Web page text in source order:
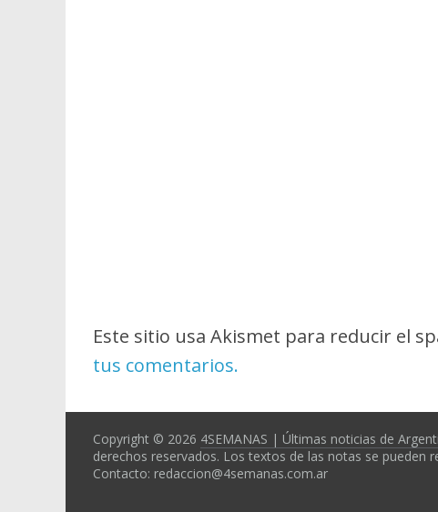
Este sitio usa Akismet para reducir el
tus comentarios.
Copyright © 2026 4SEMANAS | Últimas noticias de
derechos reservados. Los textos de las notas se pueden
Contacto: redaccion@4semanas.com.ar